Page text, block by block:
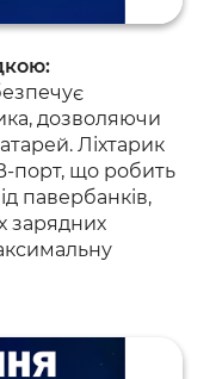
дозволяючи
Ліхтарик
порт, що робить
павербанків,
зарядних